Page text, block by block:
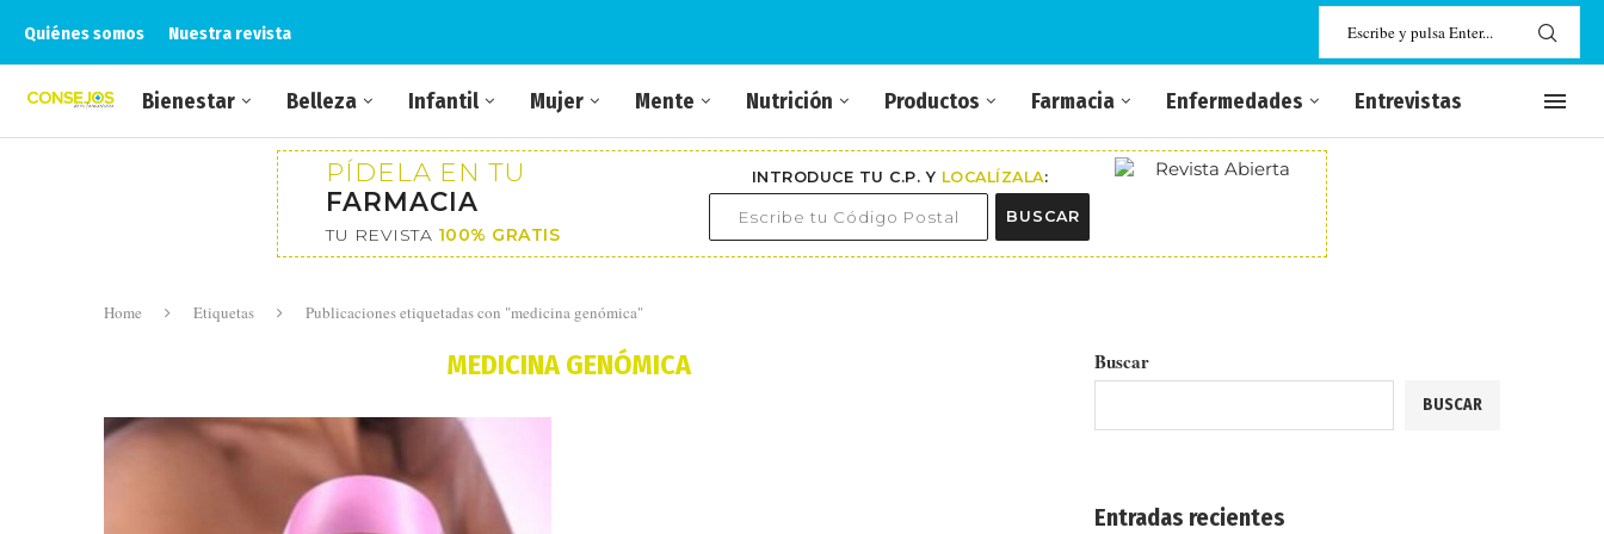
Quiénes somos Nuestra revista
Bienestar Belleza Infantil Mujer Mente Nutrición Productos Farmacia Enfermedades Entrevistas
PÍDELA EN TU
FARMACIA
TU REVISTA 100% GRATIS
INTRODUCE TU C.P. Y LOCALÍZALA:
BUSCAR
Home Etiquetas Publicaciones etiquetadas con "medicina genómica"
MEDICINA GENÓMICA Buscar
BUSCAR
Entradas recientes